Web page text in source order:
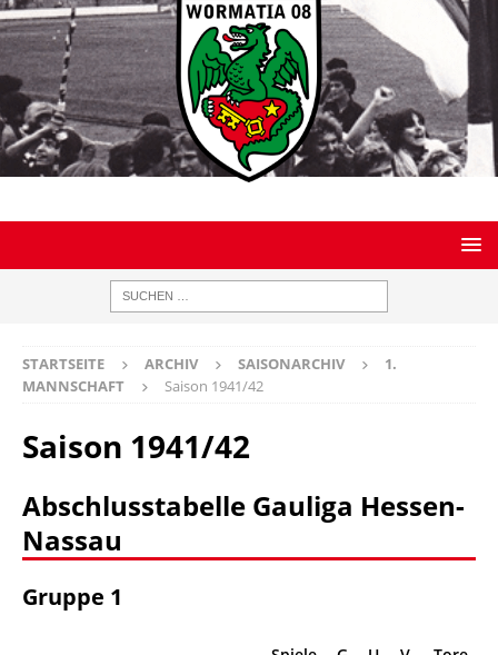
STARTSEITE ARCHIV SAISONARCHIV
1.
MANNSCHAFT
Saison 1941/42
Saison 1941/42
Abschlusstabelle Gauliga Hessen-
Nassau
Gruppe 1